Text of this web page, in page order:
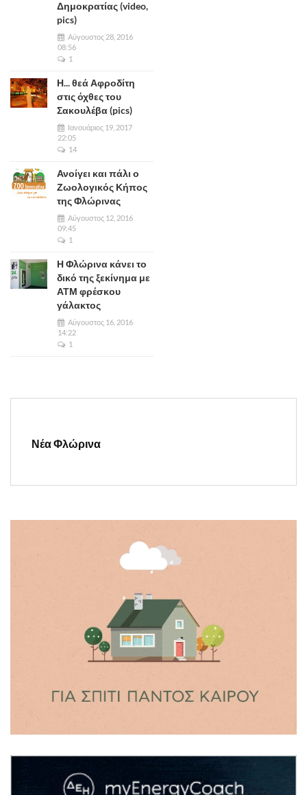
Δημοκρατίας (video,
pics)
Αύγουστος 28, 2016
08:56
1
Η... θεά Αφροδίτη
στις όχθες του
Σακουλέβα (pics)
Ιανουάριος 19, 2017
22:05
14
Ανοίγει και πάλι ο
Ζωολογικός Κήπος
της Φλώρινας
Αύγουστος 12, 2016
09:45
1
Η Φλώρινα κάνει το
δικό της ξεκίνημα με
ΑΤΜ φρέσκου
γάλακτος
Αύγουστος 16, 2016
14:22
1
Νέα Φλώρινα